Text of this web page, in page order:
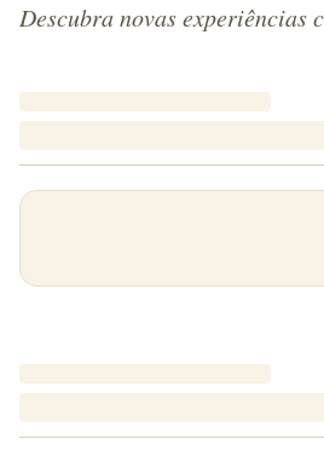
Descubra novas experiências